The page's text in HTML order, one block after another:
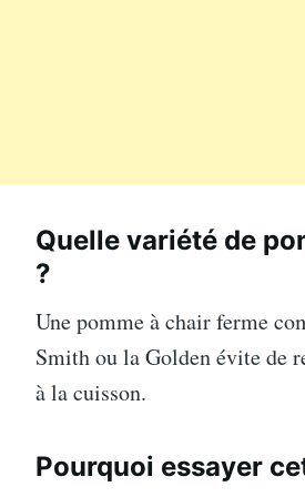
Quelle variété de
?
Une pomme à chair ferme
Smith ou la Golden évite de
à la cuisson.
Pourquoi essayer